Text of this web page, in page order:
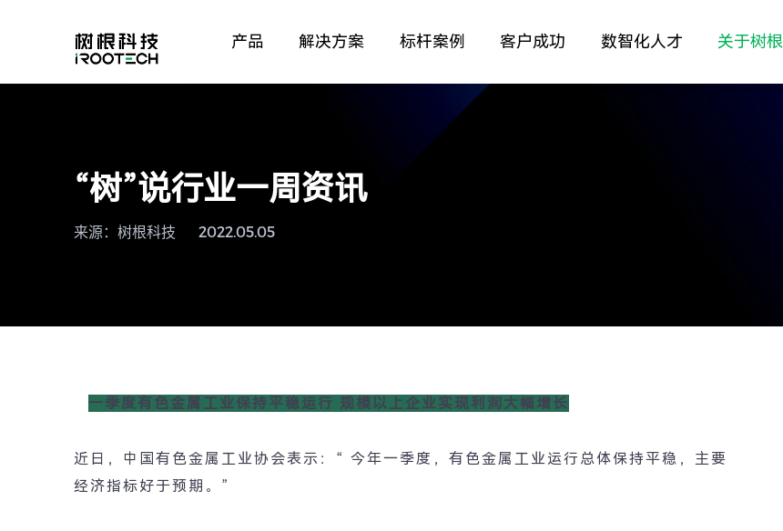
产品 解决方案 标杆案例 客户成功 数智化人才 关于树
“树”说行业一周资讯
来源：树根科技 2022.05.05
一季度有色金属工业保持平稳运行 规模以上企业实现利润大幅增长
近日，中国有色金属工业协会表示： “ 今年一季度，有色金属工业运行总体保持平稳，主要
经济指标好于预期。 ”